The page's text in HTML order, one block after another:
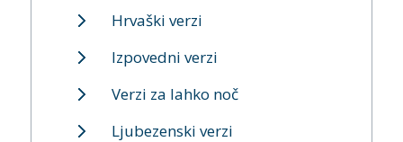
Hrvaški verzi
Izpovedni verzi
Verzi za lahko noč
Ljubezenski verzi